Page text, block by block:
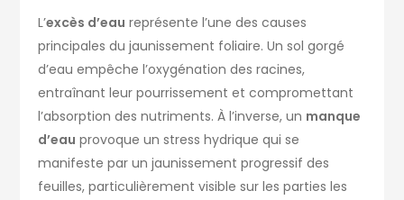
L’excès d’eau représente l’une des causes
principales du jaunissement foliaire. Un sol gorgé
d’eau empêche l’oxygénation des racines,
entraînant leur pourrissement et compromettant
l’absorption des nutriments. À l’inverse, un manque
d’eau provoque un stress hydrique qui se
manifeste par un jaunissement progressif des
feuilles, particulièrement visible sur les parties les